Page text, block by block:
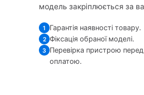
модель закріплюється за
1 Гарантія наявності товару.
2 Фіксація обраної моделі.
3 Перевірка пристрою
оплатою.